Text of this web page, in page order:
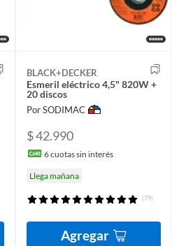
BLACK+DECKER
Esmeril eléctrico 4,5" 820W +
20 discos
Por SODIMAC
$ 42.990
6cuotas sin interés
Llega mañana
(79)
Agregar